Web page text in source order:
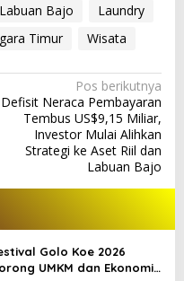
Labuan Bajo
Laundry
Timur Wisata
Pos berikutnya
Defisit Neraca Pembayaran
Tembus US$9,15 Miliar,
Investor Mulai Alihkan
Strategi ke Aset Riil dan
Labuan Bajo
Golo Koe 2026
UMKM dan Ekonomi